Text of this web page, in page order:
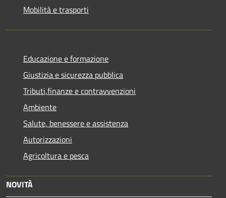
Mobilità e trasporti
Educazione e formazione
Giustizia e sicurezza pubblica
Tributi,finanze e contravvenzioni
Ambiente
Salute, benessere e assistenza
Autorizzazioni
Agricoltura e pesca
NOVITÀ